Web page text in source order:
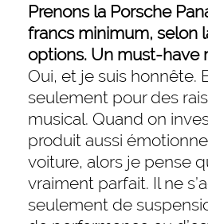
Prenons la Porsche
francs minimum, selon
options. Un must-have
Oui, et je suis honnête.
seulement pour des
musical. Quand on
produit aussi
voiture, alors je pense
vraiment parfait. Il ne
seulement de